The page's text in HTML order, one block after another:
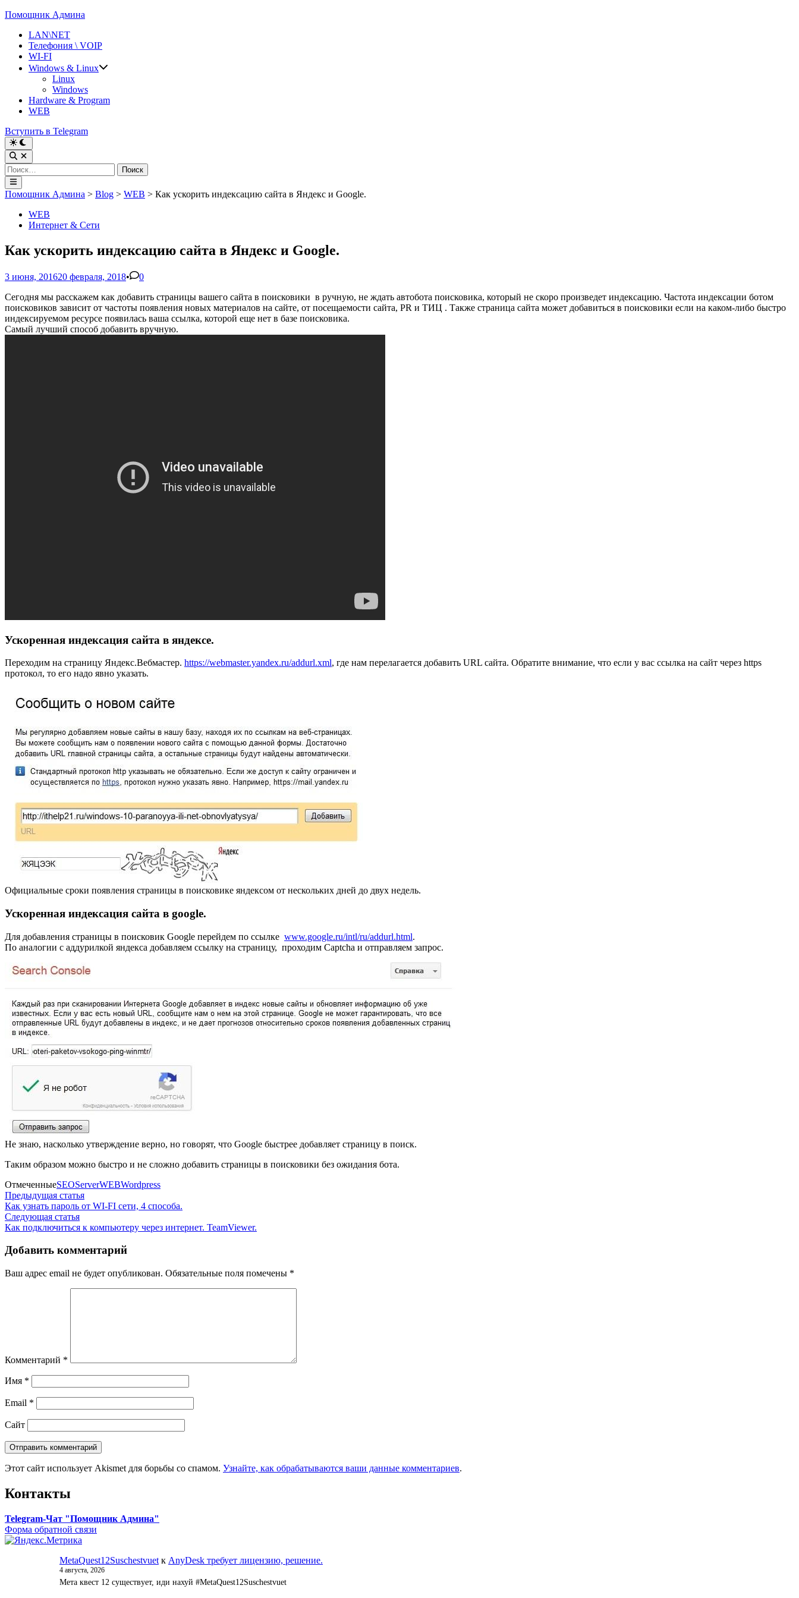
Перейти
содержимому
Помощник Админа
LAN\NET
Телефония \ VOIP
WI-FI
Windows & Linux
Linux
Windows
Hardware & Program
WEB
Вступить в Telegram
Переключить
на
тёмный
режим
Открыть
поиск
Найти:
Главное
меню
Помощник Админа > Blog > WEB > Как ускорить индексацию сайта в Яндекс и Google.
Опубликовано
WEB
Интернет & Сети
Как ускорить индексацию сайта в Яндекс и Google.
3 июня, 201620 февраля, 2018•
0
Сегодня мы расскажем как добавить страницы вашего сайта в поисковики в ручную, не ждать автобота поисковика, который не скоро произведет индексацию. Частота индексации ботом
поисковиков зависит от частоты появления новых материалов на сайте, от посещаемости сайта, PR и ТИЦ . Также страница сайта может добавиться в поисковики если на каком-либо быстро
индексируемом ресурсе появилась ваша ссылка, которой еще нет в базе поисковика.
Самый лучший способ добавить вручную.
Ускоренная индексация сайта в яндексе.
Переходим на страницу Яндекс.Вебмастер. https://webmaster.yandex.ru/addurl.xml, где нам перелагается добавить URL сайта. Обратите внимание, что если у вас ссылка на сайт через https
протокол, то его надо явно указать.
Официальные сроки появления страницы в поисковике яндексом от нескольких дней до двух недель.
Ускоренная индексация сайта в google.
Для добавления страницы в поисковик Google перейдем по ссылке www.google.ru/intl/ru/addurl.html.
По аналогии с аддурилкой яндекса добавляем ссылку на страницу, проходим Captcha и отправляем запрос.
Не знаю, насколько утверждение верно, но говорят, что Google быстрее добавляет страницу в поиск.
Таким образом можно быстро и не сложно добавить страницы в поисковики без ожидания бота.
ОтмеченныеSEOServerWEBWordpress
Навигация
по
записям
Предыдущая статьяПредыдущая
статья:
Как узнать пароль от WI-FI сети, 4 способа.
Следующая статьяСледующая
статья:
Как подключиться к компьютеру через интернет. TeamViewer.
Добавить комментарий
Ваш адрес email не будет опубликован. Обязательные поля помечены *
Комментарий *
Имя *
Email *
Сайт
Этот сайт использует Akismet для борьбы со спамом. Узнайте, как обрабатываются ваши данные комментариев.
Контакты
Telegram-Чат "Помощник Админа"
Форма обратной связи
MetaQuest12Suschestvuet к AnyDesk требует лицензию, решение.
4 августа, 2026
Мета квест 12 существует, иди нахуй #MetaQuest12Suschestvuet